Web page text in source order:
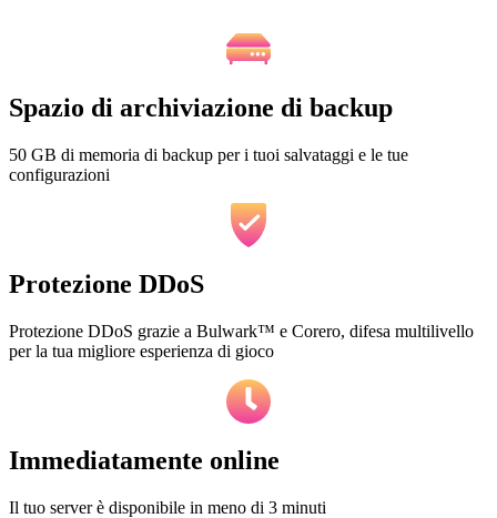
Spazio di archiviazione di backup
50 GB di memoria di backup per i tuoi salvataggi e le tue
configurazioni
Protezione DDoS
Protezione DDoS grazie a Bulwark™ e Corero, difesa multilivello
per la tua migliore esperienza di gioco
Immediatamente online
Il tuo server è disponibile in meno di 3 minuti